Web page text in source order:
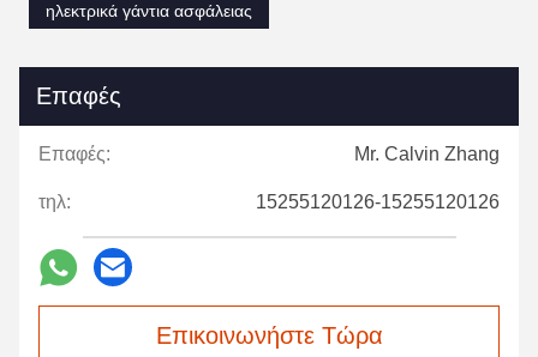
ηλεκτρικά γάντια ασφάλειας
Επαφές
Επαφές: Mr. Calvin Zhang
τηλ: 15255120126-15255120126
Επικοινωνήστε Τώρα